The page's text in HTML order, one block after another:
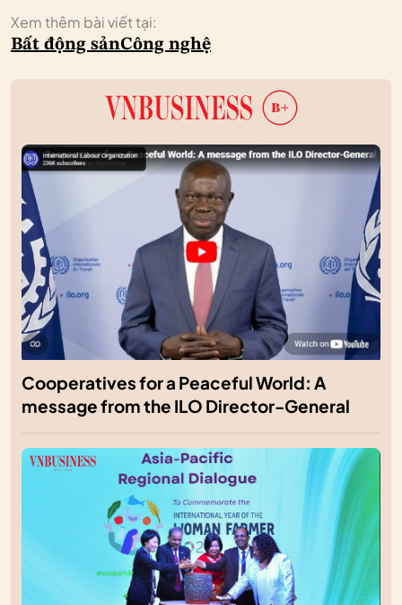
Xem thêm bài viết tại:
Bất động sảnCông nghệ
Cooperatives for a Peaceful World: A
message from the ILO Director-General